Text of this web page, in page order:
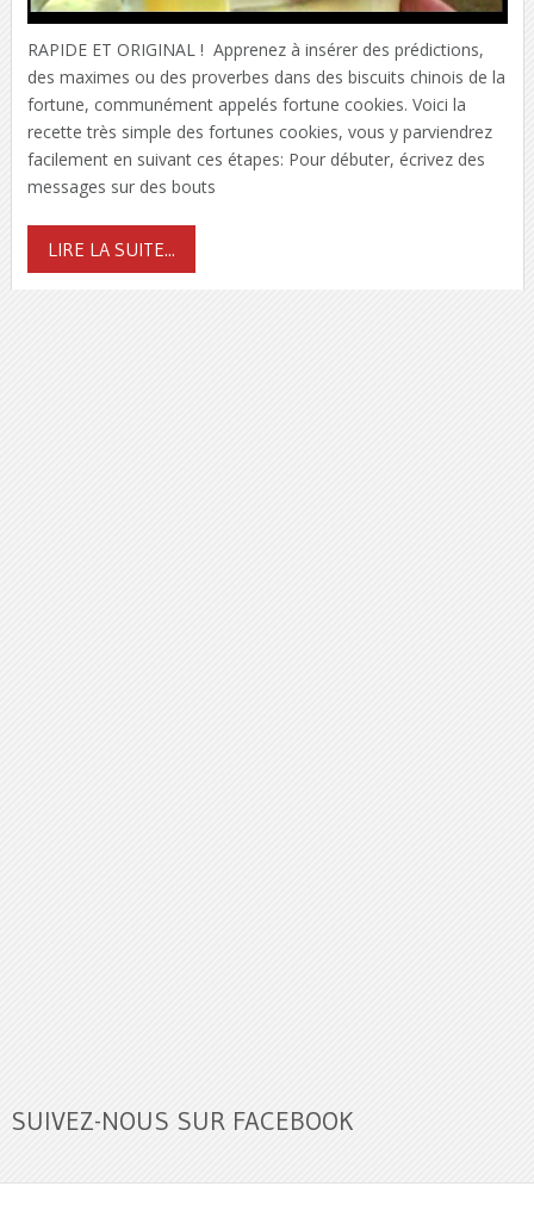
RAPIDE ET ORIGINAL ! Apprenez à insérer des prédictions,
des maximes ou des proverbes dans des biscuits chinois de la
fortune, communément appelés fortune cookies. Voici la
recette très simple des fortunes cookies, vous y parviendrez
facilement en suivant ces étapes: Pour débuter, écrivez des
messages sur des bouts
LIRE LA SUITE...
SUIVEZ-NOUS SUR FACEBOOK